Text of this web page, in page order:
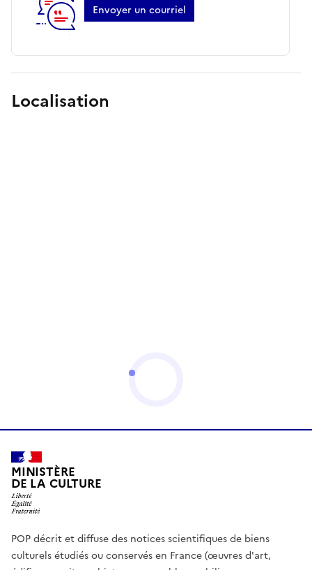
Envoyer un courriel
Localisation
MINISTÈRE
DE LA CULTURE
POP décrit et diffuse des notices scientifiques de biens
culturels étudiés ou conservés en France (œuvres d'art,